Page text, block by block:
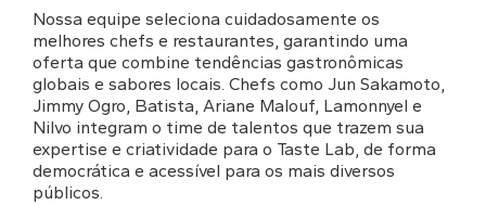
Nossa equipe seleciona cuidadosamente os
melhores chefs e restaurantes, garantindo uma
oferta que combine tendências gastronômicas
globais e sabores locais. Chefs como Jun Sakamoto,
Jimmy Ogro, Batista, Ariane Malouf, Lamonnyel e
Nilvo integram o time de talentos que trazem sua
expertise e criatividade para o Taste Lab, de forma
democrática e acessível para os mais diversos
públicos.